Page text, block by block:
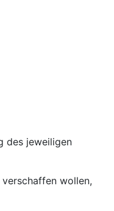
des jeweiligen
verschaffen wollen,